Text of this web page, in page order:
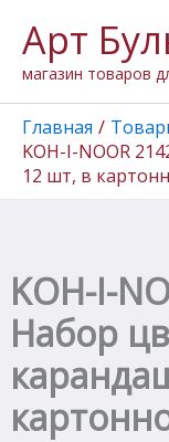
содержимому
Арт
магазин товаров
Главная
KOH-I-NOOR
12 шт, в
KOH-I-
Набор
товара
KOH-
I-
NOOR
2142
(12)
Набор
цветных
в
картонной
коробке